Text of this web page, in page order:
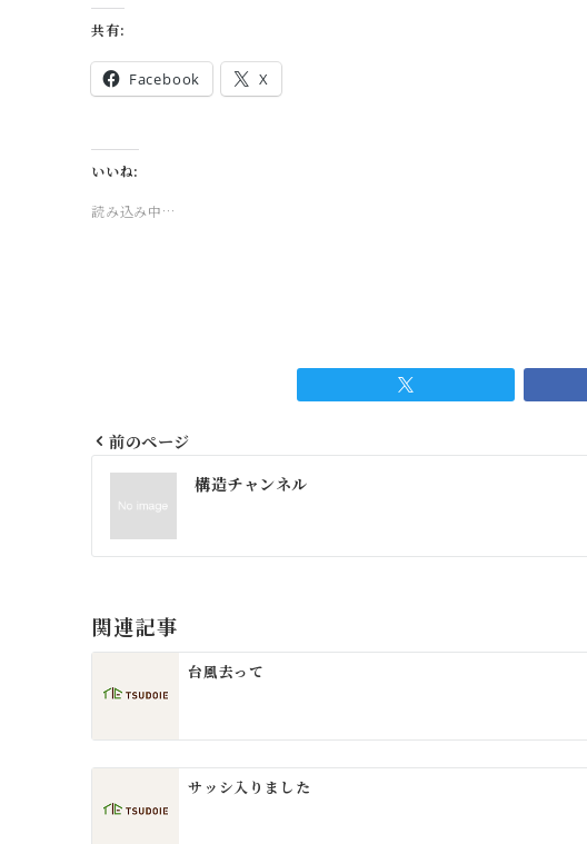
共有:
Facebook X
いいね:
読み込み中…
投
ナ
ゲ
ー
シ
ョ
ン
前のページ
構造チャンネル
関連記事
台風去って
サッシ入りました